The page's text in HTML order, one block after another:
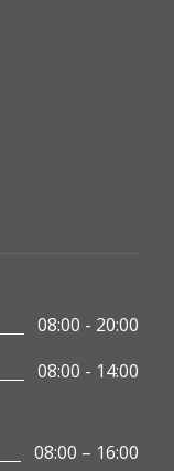
08:00 - 20:00
08:00 - 14:00
08:00 – 16:00